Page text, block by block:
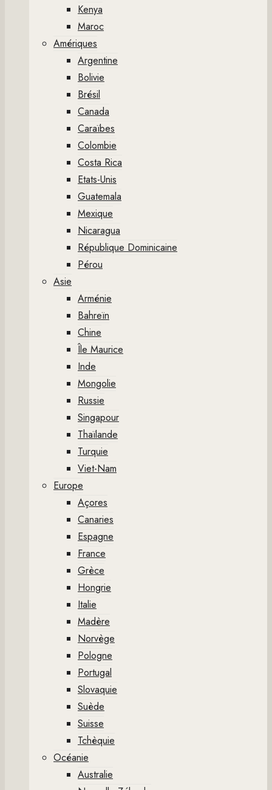
Kenya
Maroc
Amériques
Argentine
Bolivie
Brésil
Canada
Caraïbes
Colombie
Costa Rica
Etats-Unis
Guatemala
Mexique
Nicaragua
République Dominicaine
Pérou
Asie
Arménie
Bahreïn
Chine
Île Maurice
Inde
Mongolie
Russie
Singapour
Thaïlande
Turquie
Viet-Nam
Europe
Açores
Canaries
Espagne
France
Grèce
Hongrie
Italie
Madère
Norvège
Pologne
Portugal
Slovaquie
Suède
Suisse
Tchèquie
Océanie
Australie